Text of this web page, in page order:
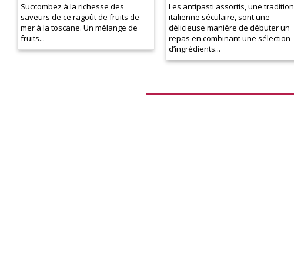
Succombez à la richesse des
saveurs de ce ragoût de fruits de
mer à la toscane. Un mélange de
fruits...
Les antipasti assortis, une tradition
italienne séculaire, sont une
délicieuse manière de débuter un
repas en combinant une sélection
d’ingrédients...